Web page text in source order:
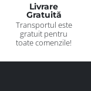
Livrare
Gratuită
Transportul este
gratuit pentru
toate comenzile!